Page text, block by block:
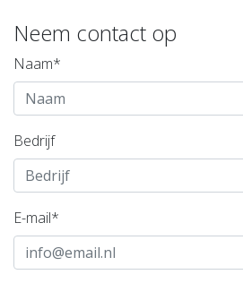
Neem contact op
Naam*
Bedrijf
E-mail*